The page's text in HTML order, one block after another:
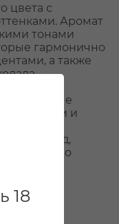
18
цвета с
Аромат
тонами
гармонично
а также
вкусе
спелые
и
след,
элегантно